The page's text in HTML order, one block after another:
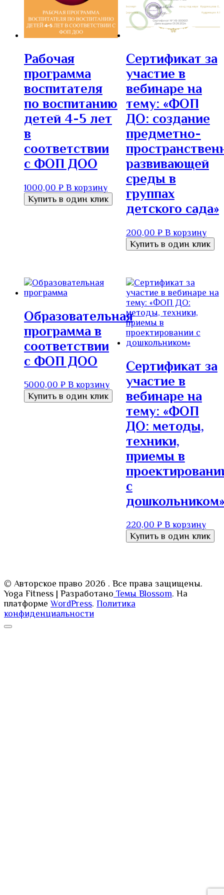
Рабочая
программа
воспитателя
по воспитанию
детей 4-5 лет
в
соответствии
с ФОП ДОО
1000,00 ₽ В корзину
Купить в один клик
Сертификат за
участие в
вебинаре на
тему: «ФОП
ДО: создание
предметно-
развивающей
среды в
группах
детского сада»
200,00 ₽ В корзину
Купить в один клик
Образовательная
программа в
соответствии
с ФОП ДОО
5000,00 ₽ В корзину
Купить в один клик
Сертификат за
участие в
вебинаре на
тему: «ФОП
ДО: методы,
техники,
приемы в
с
дошкольником»
220,00 ₽ В корзину
Купить в один клик
© Авторское право 2026 . Все права защищены.
Yoga Fitness | Разработано Темы Blossom. На
платформеWordPress. Политика
конфиденциальности